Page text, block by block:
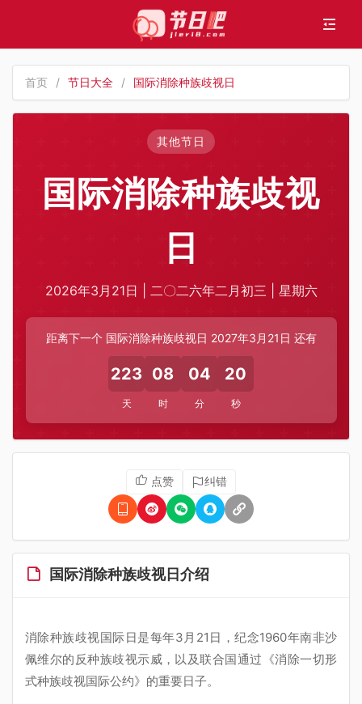
首页 / 节日大全 / 国际消除种族歧视日
其他节日
国际消除种族歧视
日
2026年3月21日 | 二〇二六年二月初三 | 星期六
距离下一个 国际消除种族歧视日 2027年3月21日 还有
223
天
08
时
04
分
20
秒
点赞 纠错
国际消除种族歧视日介绍
消除种族歧视国际日是每年3月21日，纪念1960年南非沙
佩维尔的反种族歧视示威，以及联合国通过《消除一切形
式种族歧视国际公约》的重要日子。